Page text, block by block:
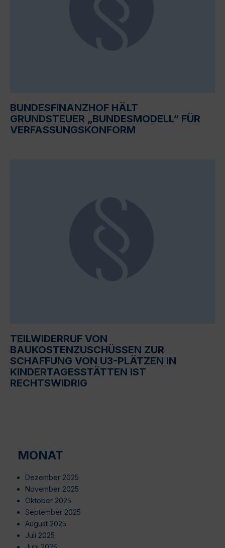
BUNDESFINANZHOF HÄLT
GRUNDSTEUER „BUNDESMODELL“ FÜR
VERFASSUNGSKONFORM
TEILWIDERRUF VON
BAUKOSTENZUSCHÜSSEN ZUR
SCHAFFUNG VON U3-PLÄTZEN IN
KINDERTAGESSTÄTTEN IST
RECHTSWIDRIG
MONAT
Dezember 2025
November 2025
Oktober 2025
September 2025
August 2025
Juli 2025